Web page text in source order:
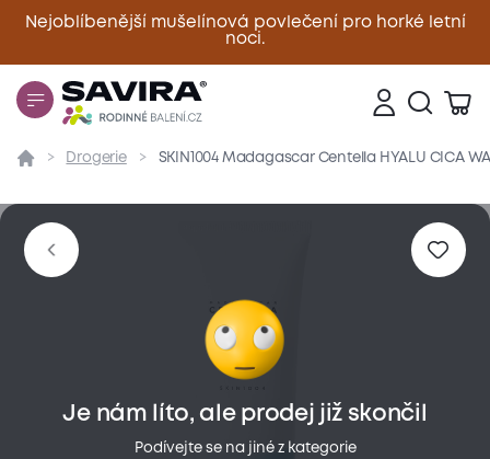
Nejoblíbenější mušelínová povlečení pro horké letní
noci.
Zavřít
Přehled Parametry Popis produktu
Drogerie SKIN1004 Madagascar Centella HYALU CICA
Je nám líto, ale prodej již skončil
Podívejte se na jiné z kategorie